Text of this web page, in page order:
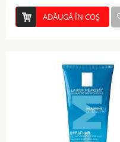
ADĂUGĂ ÎN COŞ